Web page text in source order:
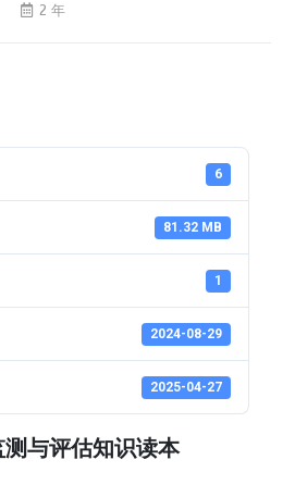
2 年
6
81.32 MB
1
2024-08-29
2025-04-27
与评估知识读本